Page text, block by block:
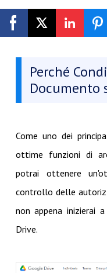
Registrati
Perché
Documento
Come uno dei
ottime funzioni di
potrai ottenere
controllo delle
non appena inizierai
Drive.